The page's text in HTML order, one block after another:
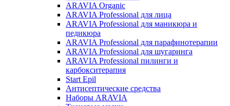
ARAVIA Organic
ARAVIA Professional для лица
ARAVIA Professional для маникюра и
педикюра
ARAVIA Professional для парафинотерапии
ARAVIA Professional для шугаринга
ARAVIA Professional пилинги и
карбокситерапия
Start Epil
Антисептические средства
Наборы ARAVIA